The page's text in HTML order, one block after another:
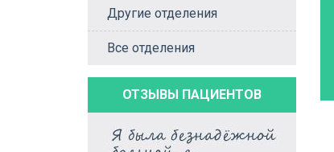
Другие отделения
Все отделения
ОТЗЫВЫ ПАЦИЕНТОВ